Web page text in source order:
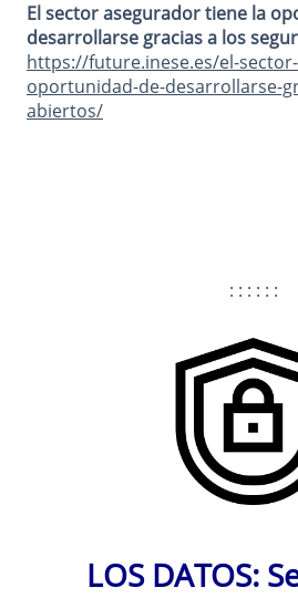
El sector asegurador tiene la
desarrollarse gracias a los
https://future.inese.es/el-
oportunidad-de-desarrollarse-
abiertos/
: : : : : :
LOS DATOS: